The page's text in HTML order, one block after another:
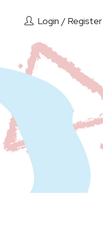
Login Register